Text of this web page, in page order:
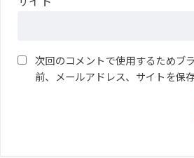
次回のコメントで使用するためブ
前、メールアドレス、サイトを保存